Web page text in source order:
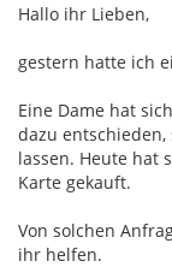
Hallo ihr Lieben,
gestern hatte ich
Eine Dame hat
dazu
lassen. Heute hat
Karte gekauft.
Von solchen
ihr helfen.